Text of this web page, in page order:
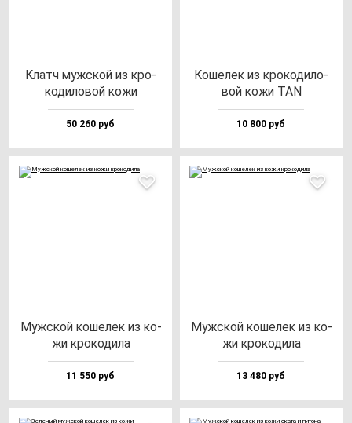
Клатч муж­ской из кро­
ко­ди­ло­вой ко­жи
50 260 руб
Коше­лек из кро­ко­ди­ло­
вой ко­жи TAN
10 800 руб
Муж­ской ко­ше­лек из ко­
жи кро­ко­ди­ла
11 550 руб
Муж­ской ко­ше­лек из ко­
жи кро­ко­ди­ла
13 480 руб